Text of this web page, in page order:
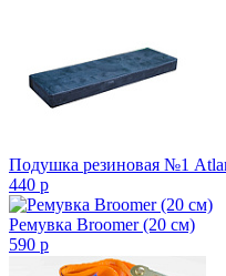
Подушка резиновая №1
440 p
Ремувка Broomer (20 см)
590 p